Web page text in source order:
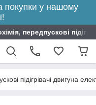
покупки у нашому
передпускові
підігрівачі двигуна